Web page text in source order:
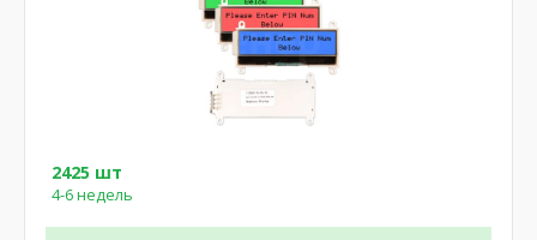
2425 шт
4-6 недель